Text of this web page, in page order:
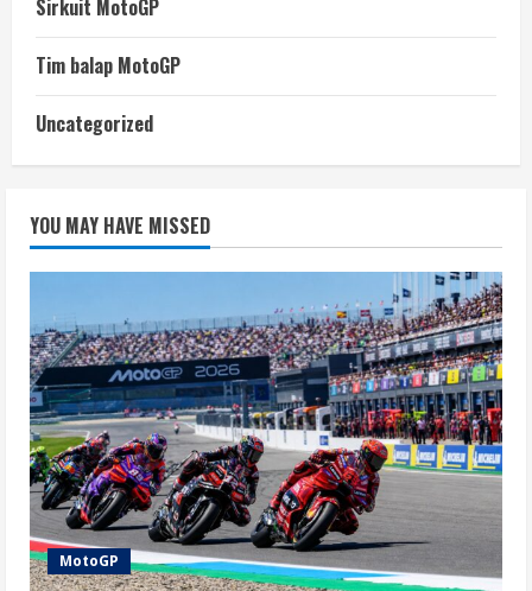
Sirkuit MotoGP
Tim balap MotoGP
Uncategorized
YOU MAY HAVE MISSED
MotoGP